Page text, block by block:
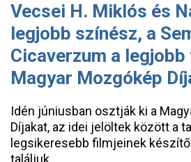
Vecsei H. Miklós és
legjobb színész, a
Cicaverzum a
Magyar Mozgókép
Idén júniusban osztják ki a
Díjakat, az idei jelöltek között a
legsikeresebb filmjeinek
találjuk.